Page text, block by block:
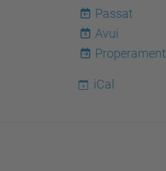
Passat
6
Avui
Properament
iCal